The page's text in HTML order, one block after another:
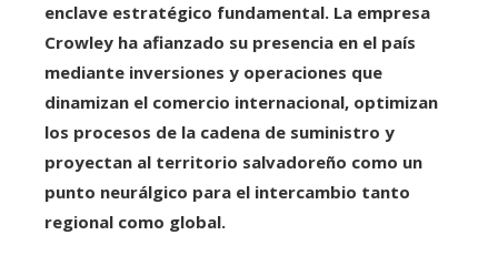
enclave estratégico fundamental. La empresa
Crowley ha afianzado su presencia en el país
mediante inversiones y operaciones que
dinamizan el comercio internacional, optimizan
los procesos de la cadena de suministro y
proyectan al territorio salvadoreño como un
punto neurálgico para el intercambio tanto
regional como global.